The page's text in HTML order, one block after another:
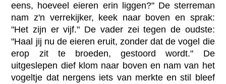
eens, hoeveel eieren erin liggen?" De sterreman
nam z'n verrekijker, keek naar boven en sprak:
"Het zijn er vijf." De vader zei tegen de oudste:
"Haal jij nu de eieren eruit, zonder dat de vogel die
erop zit te broeden, gestoord wordt." De
uitgeslepen dief klom naar boven en nam van het
vogeltje dat nergens iets van merkte en stil bleef